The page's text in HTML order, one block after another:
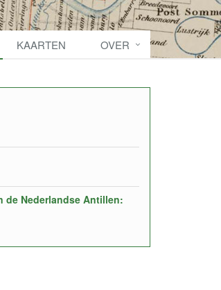
KAARTEN OVER
de Nederlandse Antillen: